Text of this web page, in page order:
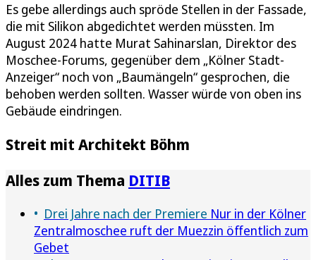
Es gebe allerdings auch spröde Stellen in der Fassade,
die mit Silikon abgedichtet werden müssten. Im
August 2024 hatte Murat Sahinarslan, Direktor des
Moschee-Forums, gegenüber dem „Kölner Stadt-
Anzeiger“ noch von „Baumängeln“ gesprochen, die
behoben werden sollten. Wasser würde von oben ins
Gebäude eindringen.
Streit mit Architekt Böhm
Alles zum Thema DITIB
Drei Jahre nach der Premiere Nur in der Kölner
Zentralmoschee ruft der Muezzin öffentlich zum
Gebet